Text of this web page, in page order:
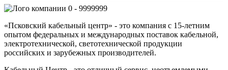
0 - 9999999
«Псковский кабельный центр» - это компания с 15-летним
опытом федеральных и международных поставок кабельной,
электротехнической, светотехнической продукции
российских и зарубежных производителей.